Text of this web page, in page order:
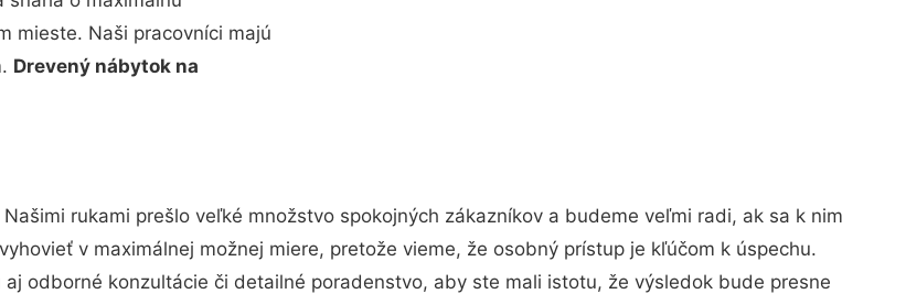
mieste. Naši pracovníci majú
Drevený nábytok na
rukami prešlo veľké množstvo spokojných zákazníkov a budeme veľmi radi, ak sa k nim
v maximálnej možnej miere, pretože vieme, že osobný prístup je kľúčom k úspechu.
aj odborné konzultácie či detailné poradenstvo, aby ste mali istotu, že výsledok bude presne